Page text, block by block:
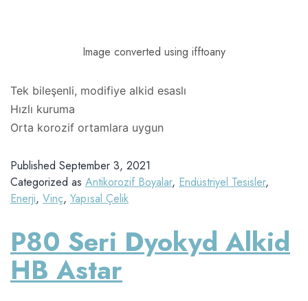
Image converted using ifftoany
Tek bileşenli, modifiye alkid esaslı
Hızlı kuruma
Orta korozif ortamlara uygun
Published September 3, 2021
Categorized as Antikorozif Boyalar, Endüstriyel Tesisler,
Enerji, Vinç, Yapısal Çelik
P80 Seri Dyokyd Alkid
HB Astar